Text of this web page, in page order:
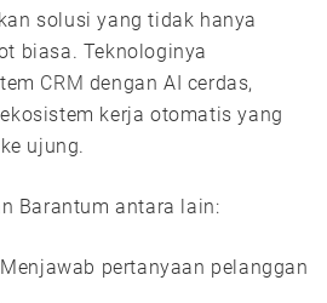
solusi yang tidak hanya
biasa. Teknologinya
CRM dengan AI cerdas,
kerja otomatis yang
ujung.
Barantum antara lain:
pertanyaan pelanggan